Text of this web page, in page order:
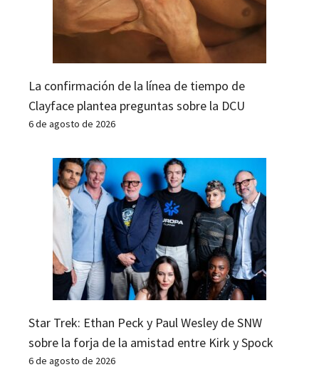
La confirmación de la línea de tiempo de
Clayface plantea preguntas sobre la DCU
6 de agosto de 2026
Star Trek: Ethan Peck y Paul Wesley de SNW
sobre la forja de la amistad entre Kirk y Spock
6 de agosto de 2026